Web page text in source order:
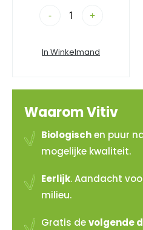
- +
In Winkelmand
Waarom Vitiv
Biologischen puur
mogelijke kwaliteit.
Eerlijk. Aandacht
milieu.
Gratis devolgende